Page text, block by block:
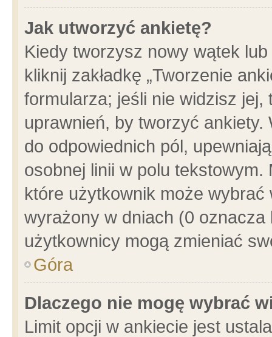
Jak utworzyć ankietę?
Kiedy tworzysz nowy wątek
kliknij zakładkę „Tworzenie
formularza; jeśli nie widzisz
uprawnień, by tworzyć ankiety.
do odpowiednich pól,
osobnej linii w polu
które użytkownik może
wyrażony w dniach (0
użytkownicy mogą zmieniać
Góra
Dlaczego nie mogę wybrać
Limit opcji w ankiecie jest